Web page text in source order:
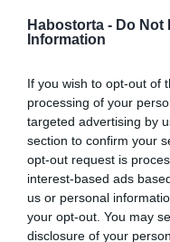
Habostorta - Do Not
Information
If you wish to opt-out of
processing of your
targeted advertising by
section to confirm your
opt-out request is
interest-based ads
us or personal
your opt-out. You may
disclosure of your
olyan tanfolyamot,
csak nem volt rá
6. Figyelj oda az
A fizikai egészség
jólétedre is. Készíts
számodra leginkább
egy személyi edzőt,
a testedre figyelsz,
lelkiállapotod is